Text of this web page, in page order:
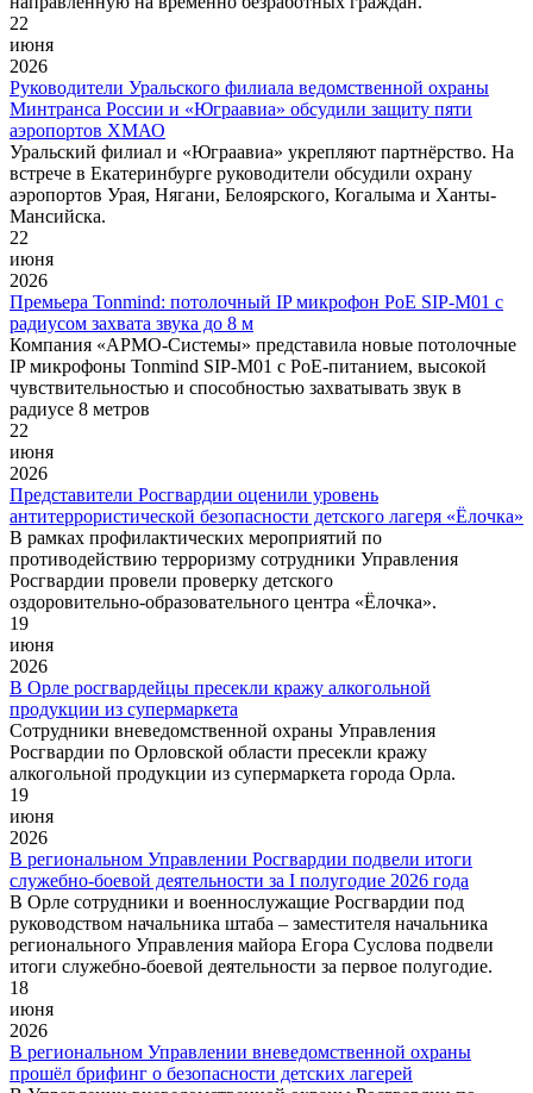
22
июня
2026
Руководители Уральского филиала ведомственной охраны
Минтранса России и «Юграавиа» обсудили защиту пяти
аэропортов ХМАО
Уральский филиал и «Юграавиа» укрепляют партнёрство. На
встрече в Екатеринбурге руководители обсудили охрану
аэропортов Урая, Нягани, Белоярского, Когалыма и Ханты-
Мансийска.
22
июня
2026
Премьера Tonmind: потолочный IP микрофон PoE SIP-M01 с
радиусом захвата звука до 8 м
Компания «АРМО-Системы» представила новые потолочные
IP микрофоны Tonmind SIP-M01 с PoE-питанием, высокой
чувствительностью и способностью захватывать звук в
радиусе 8 метров
22
июня
2026
Представители Росгвардии оценили уровень
антитеррористической безопасности детского лагеря «Ёлочка»
В рамках профилактических мероприятий по
противодействию терроризму сотрудники Управления
Росгвардии провели проверку детского
оздоровительно‑образовательного центра «Ёлочка».
19
июня
2026
В Орле росгвардейцы пресекли кражу алкогольной
продукции из супермаркета
Сотрудники вневедомственной охраны Управления
Росгвардии по Орловской области пресекли кражу
алкогольной продукции из супермаркета города Орла.
19
июня
2026
В региональном Управлении Росгвардии подвели итоги
служебно-боевой деятельности за I полугодие 2026 года
В Орле сотрудники и военнослужащие Росгвардии под
руководством начальника штаба – заместителя начальника
регионального Управления майора Егора Суслова подвели
итоги служебно-боевой деятельности за первое полугодие.
18
июня
2026
В региональном Управлении вневедомственной охраны
прошёл брифинг о безопасности детских лагерей